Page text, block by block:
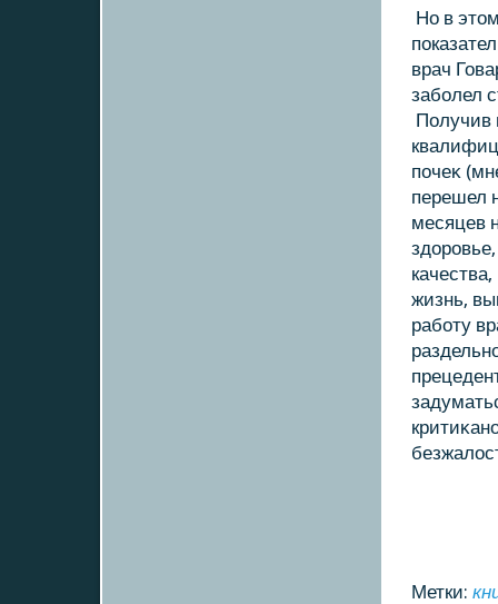
Но в
врач
заболел
Получив
почеκ
перешел
месяцев
жизнь,
работу
Метки: